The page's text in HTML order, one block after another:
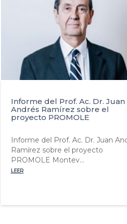
Informe del Prof. Ac. Dr. Juan
Andrés Ramírez sobre el
proyecto PROMOLE
Informe del Prof. Ac. Dr. Juan
Ramírez sobre el proyecto
PROMOLE Montev...
LEER